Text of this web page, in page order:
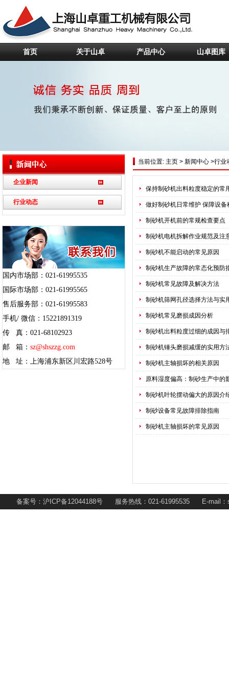
首页 关于山卓 产品中心 山卓图库
企业新闻
行业动态
国内市场部：021-61995535
国际市场部：021-61995565
售后服务部：021-61995583
手机/ 微信：15221891319
传 真：021-68102923
邮 箱： sz@shszzg.com
地 址：上海浦东新区川宏路528号
当前位置: 主页 > 新闻中心 >行业
保持制砂机出料粒度稳定的常
做好制砂机日常维护 保障设备
制砂机开机前的常规检查要点
制砂机电机拆解作业规范及注
制砂机不能启动的常见原因
制砂机生产故障的常态化预防
制砂机常见故障及解决方法
制砂机筛网孔径选择方法与实
制砂机常见磨损成因分析
制砂机出料粒度过细的成因与
制砂机锤头磨损减缓的实用方
制砂机主轴损坏的相关原因
原料湿度偏高：制砂生产中的
制砂机叶轮摆动偏大的原因介
制砂设备常见故障排除指南
制砂机主轴损坏的常见原因
备案号：沪ICP备12044188号 服务热线：021-61995535 E-mail